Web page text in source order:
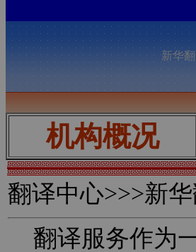
新华
机构概况
翻译中心>>>新
翻译服务作为